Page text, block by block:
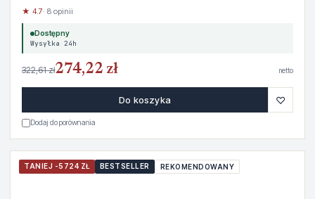
★ 4.7· 8 opinii
Dostępny
Wysyłka 24h
322,61 zł274,22 zł netto
Do koszyka ♡
Dodaj do porównania
TANIEJ -5724 ZŁ BESTSELLER REKOMENDOWANY